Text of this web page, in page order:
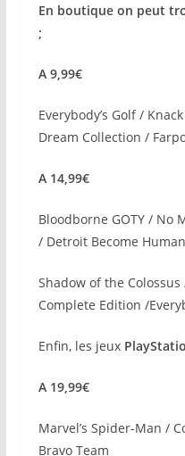
En boutique on peut
;
A 9,99€
Everybody’s Golf /
Dream Collection /
A 14,99€
Bloodborne GOTY / No
/ Detroit Become
Shadow of the
Complete Edition /
Enfin, les jeux
A 19,99€
Marvel’s Spider-Man /
Bravo Team